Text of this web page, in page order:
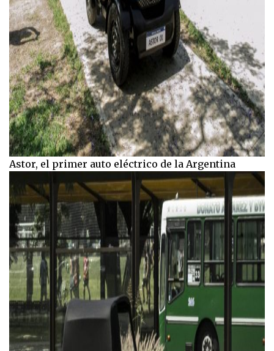
Astor, el primer auto eléctrico de la Argentina